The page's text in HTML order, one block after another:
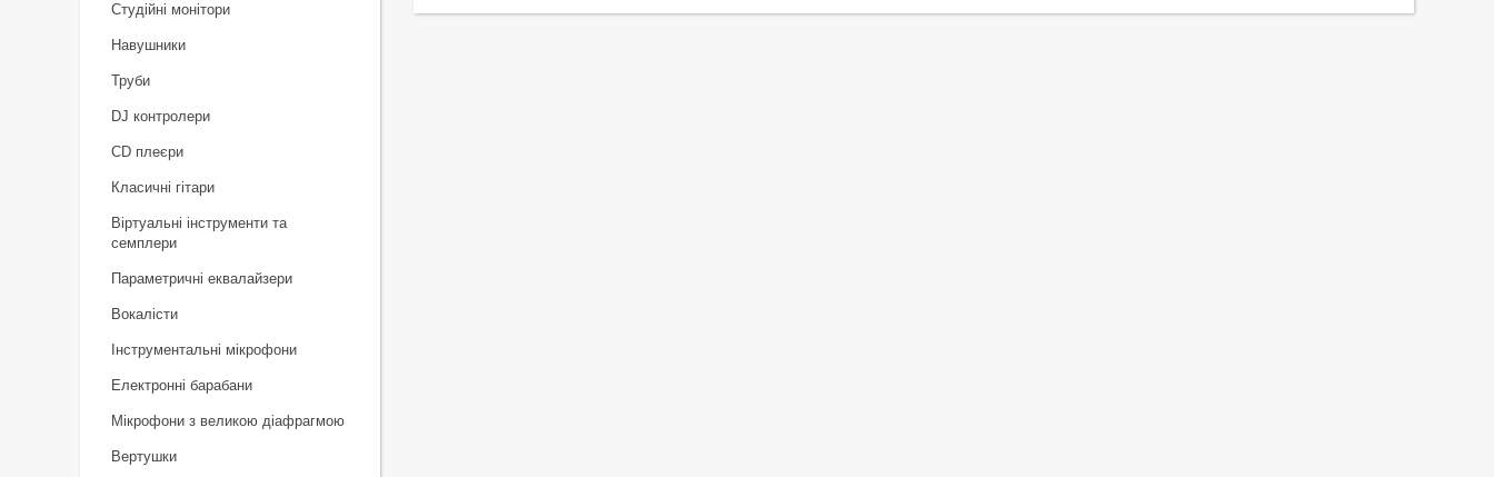
Студійні монітори
Навушники
Труби
DJ контролери
CD плеєри
Класичні гітари
Віртуальні інструменти та
семплери
Параметричні еквалайзери
Вокалісти
Інструментальні мікрофони
Електронні барабани
Мікрофони з великою діафрагмою
Вертушки